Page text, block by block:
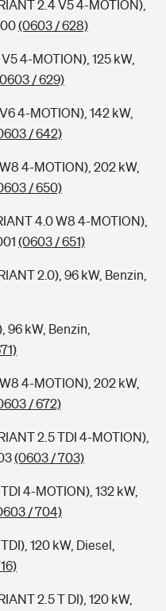
2.4 V5 4-MOTION),
(0603 / 628)
4-MOTION), 125 kW,
/ 629)
4-MOTION), 142 kW,
/ 642)
4-MOTION), 202 kW,
/ 650)
4.0 W8 4-MOTION),
(0603 / 651)
2.0), 96 kW, Benzin,
96 kW, Benzin,
4-MOTION), 202 kW,
/ 672)
2.5 TDI 4-MOTION),
(0603 / 703)
4-MOTION), 132 kW,
/ 704)
120 kW, Diesel,
2.5 T DI), 120 kW,